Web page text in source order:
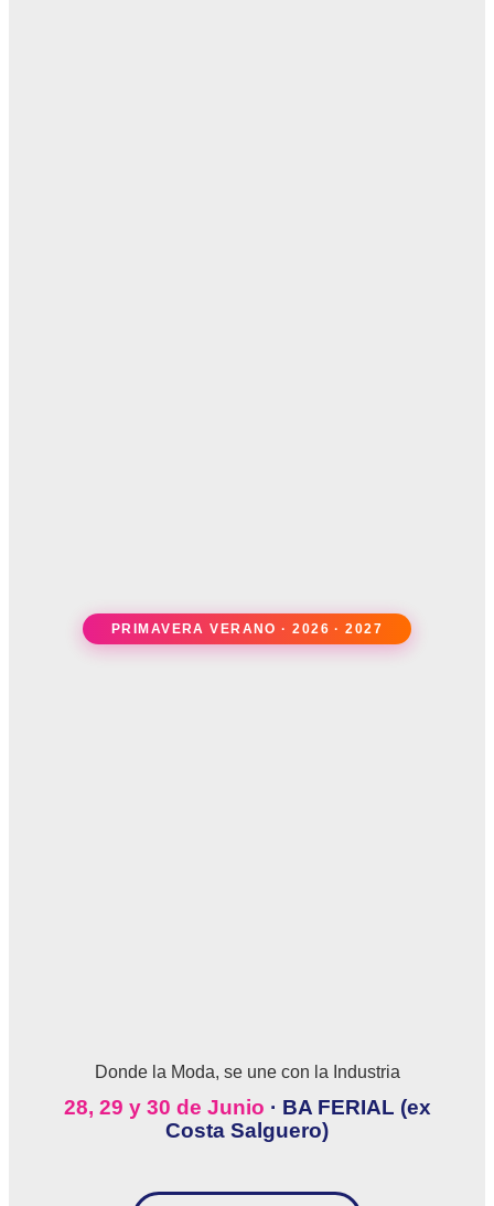
PRIMAVERA VERANO · 2026 · 2027
Donde la Moda, se une con la Industria
28, 29 y 30 de Junio · BA FERIAL (ex
Costa Salguero)